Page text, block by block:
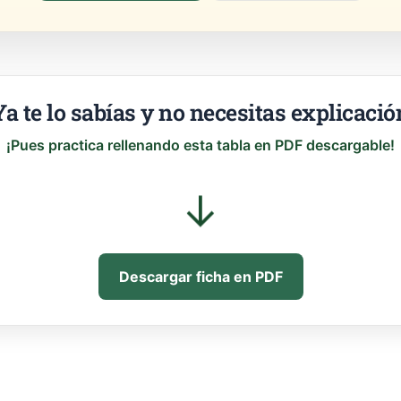
te lo sabías y no necesitas
¡Pues practica rellenando esta tabla en PDF descargable!
↓
Descargar ficha en PDF